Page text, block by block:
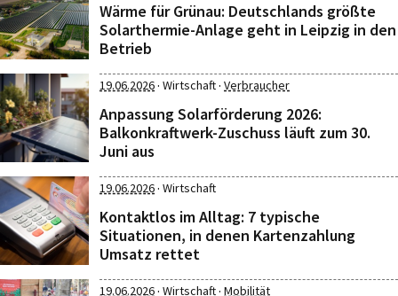
Wärme für Grünau: Deutschlands größte
Solarthermie-Anlage geht in Leipzig in den
Betrieb
19.06.2026· Wirtschaft· Verbraucher
Anpassung Solarförderung 2026:
Balkonkraftwerk-Zuschuss läuft zum 30.
Juni aus
19.06.2026· Wirtschaft
Kontaktlos im Alltag: 7 typische
Situationen, in denen Kartenzahlung
Umsatz rettet
19.06.2026· Wirtschaft· Mobilität